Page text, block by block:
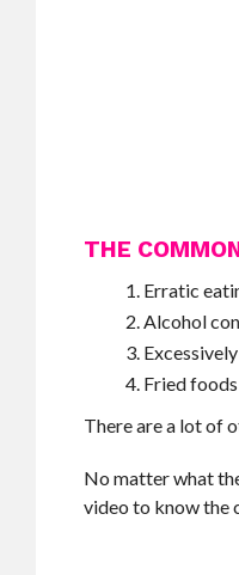
THE
Erratic
Alcohol
Fried
There are a lot of
No matter what
video to know the